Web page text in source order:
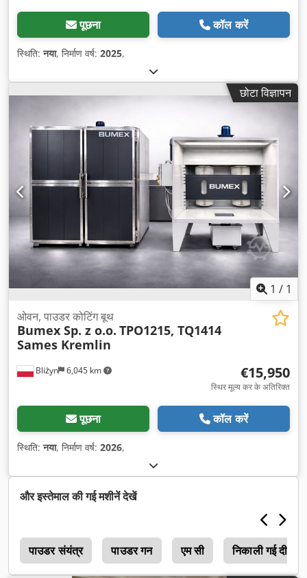
पूछना कॉल करें
स्थिति:नया, निर्माण वर्ष: 2025,
छोटा विज्ञापन
1 / 1
Bliżyn 6,045 km
ओवन, पाउडर कोटिंग बूथ
Bumex Sp. z o.o. TPO1215, TQ1414
Sames Kremlin
€15,950
स्थिर मूल्य कर के अतिरिक्त
पूछना कॉल करें
स्थिति:नया, निर्माण वर्ष: 2026,
और इस्तेमाल की गई मशीनें देखें
पाउडर संयंत्र पाउडर गन एम सी निकाली गई दीवार